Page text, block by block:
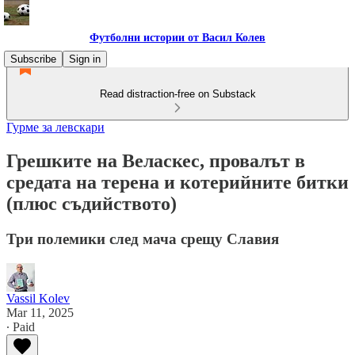
Футболни истории от Васил Колев
Subscribe
Sign in
Read distraction-free on Substack
Гурме за левскари
Грешките на Веласкес, провалът в
средата на терена и котерийните битки
(плюс съдийството)
Три полемики след мача срещу Славия
Vassil Kolev
Mar 11, 2025
∙ Paid